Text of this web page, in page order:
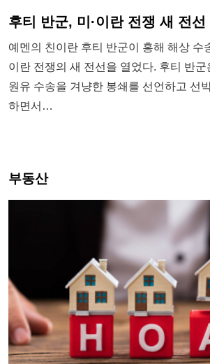
후티 반군, 미·이란 전쟁 새 전선
예멘의 친이란 후티 반군이 홍해 해상 수
이란 전쟁의 새 전선을 열었다. 후티 반
원유 수송을 겨냥한 봉쇄를 선언하고 선
하면서…
부동산